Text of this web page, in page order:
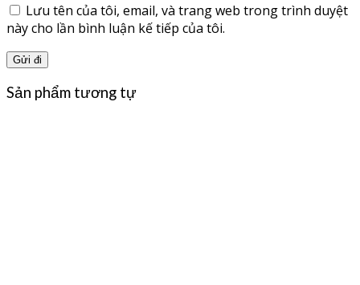
Lưu tên của tôi, email, và trang web trong trình duyệt
này cho lần bình luận kế tiếp của tôi.
Sản phẩm tương tự